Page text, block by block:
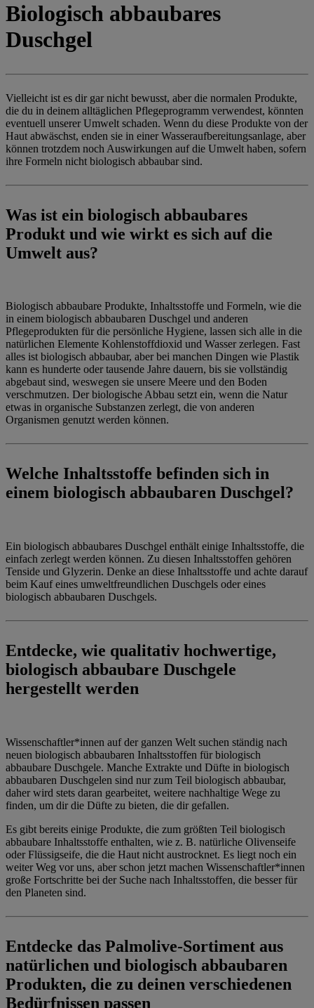
Biologisch abbaubares
Duschgel
Vielleicht ist es dir gar nicht bewusst, aber die normalen Produkte,
die du in deinem alltäglichen Pflegeprogramm verwendest, könnten
eventuell unserer Umwelt schaden. Wenn du diese Produkte von der
Haut abwäschst, enden sie in einer Wasseraufbereitungsanlage, aber
können trotzdem noch Auswirkungen auf die Umwelt haben, sofern
ihre Formeln nicht biologisch abbaubar sind.
Was ist ein biologisch abbaubares
Produkt und wie wirkt es sich auf die
Umwelt aus?
Biologisch abbaubare Produkte, Inhaltsstoffe und Formeln, wie die
in einem biologisch abbaubaren Duschgel und anderen
Pflegeprodukten für die persönliche Hygiene, lassen sich alle in die
natürlichen Elemente Kohlenstoffdioxid und Wasser zerlegen. Fast
alles ist biologisch abbaubar, aber bei manchen Dingen wie Plastik
kann es hunderte oder tausende Jahre dauern, bis sie vollständig
abgebaut sind, weswegen sie unsere Meere und den Boden
verschmutzen. Der biologische Abbau setzt ein, wenn die Natur
etwas in organische Substanzen zerlegt, die von anderen
Organismen genutzt werden können.
Welche Inhaltsstoffe befinden sich in
einem biologisch abbaubaren Duschgel?
Ein biologisch abbaubares Duschgel enthält einige Inhaltsstoffe, die
einfach zerlegt werden können. Zu diesen Inhaltsstoffen gehören
Tenside und Glyzerin. Denke an diese Inhaltsstoffe und achte darauf
beim Kauf eines umweltfreundlichen Duschgels oder eines
biologisch abbaubaren Duschgels.
Entdecke, wie qualitativ hochwertige,
biologisch abbaubare Duschgele
hergestellt werden
Wissenschaftler*innen auf der ganzen Welt suchen ständig nach
neuen biologisch abbaubaren Inhaltsstoffen für biologisch
abbaubare Duschgele. Manche Extrakte und Düfte in biologisch
abbaubaren Duschgelen sind nur zum Teil biologisch abbaubar,
daher wird stets daran gearbeitet, weitere nachhaltige Wege zu
finden, um dir die Düfte zu bieten, die dir gefallen.
Es gibt bereits einige Produkte, die zum größten Teil biologisch
abbaubare Inhaltsstoffe enthalten, wie z. B. natürliche Olivenseife
oder Flüssigseife, die die Haut nicht austrocknet. Es liegt noch ein
weiter Weg vor uns, aber schon jetzt machen Wissenschaftler*innen
große Fortschritte bei der Suche nach Inhaltsstoffen, die besser für
den Planeten sind.
Entdecke das Palmolive-Sortiment aus
natürlichen und biologisch abbaubaren
Produkten, die zu deinen verschiedenen
Bedürfnissen passen